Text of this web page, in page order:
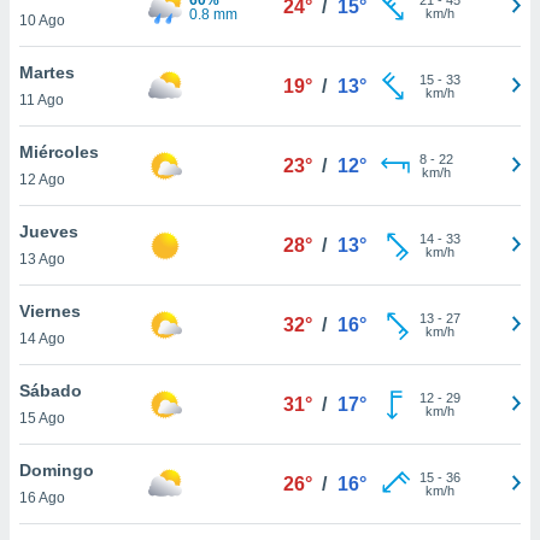
más
nuestra
y
de
disponible
cookies
aceptar
10 Ago
0.8 mm
24° / 15°
km/h
Martes
11 Ago
19° / 13° 15- 33
km/h
Miércoles
12 Ago
23° / 12° 8- 22
km/h
Jueves
13 Ago
28° / 13° 14- 33
km/h
Viernes
14 Ago
32° / 16° 13- 27
km/h
Sábado
15 Ago
31° / 17° 12- 29
km/h
Domingo
16 Ago
26° / 16° 15- 36
km/h